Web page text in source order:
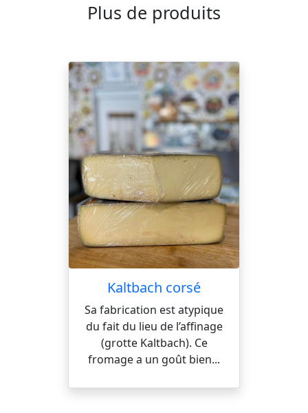
Plus de produits
Kaltbach corsé
Sa fabrication est atypique
du fait du lieu de l’affinage
(grotte Kaltbach). Ce
fromage a un goût bien...